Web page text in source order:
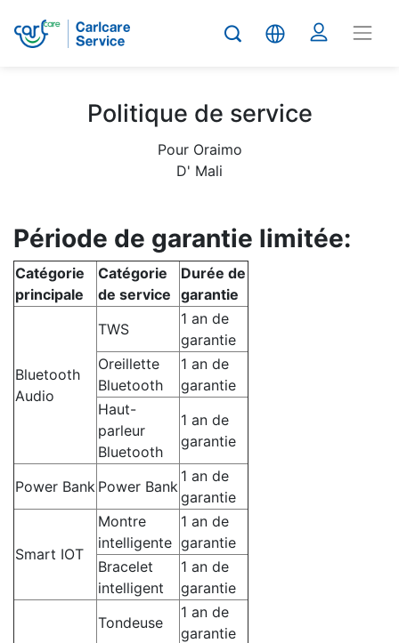
Politique de service
Pour Oraimo
D' Mali
Période de garantie limitée:
Catégorie
principale
Catégorie
de service
Durée de
garantie
Bluetooth
Audio
TWS
1 an de
garantie
Oreillette
Bluetooth
1 an de
garantie
Haut-
parleur
Bluetooth
1 an de
garantie
Power Bank Power Bank
1 an de
garantie
Smart IOT
Montre
intelligente
1 an de
garantie
Bracelet
intelligent
1 an de
garantie
Tondeuse
1 an de
garantie